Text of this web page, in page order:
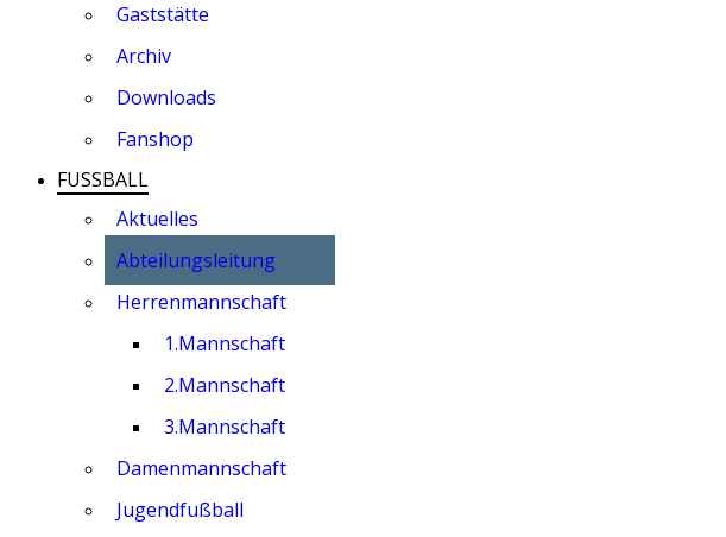
Gaststätte
Archiv
Downloads
Fanshop
FUSSBALL
Aktuelles
Abteilungsleitung
Herrenmannschaft
1.Mannschaft
2.Mannschaft
3.Mannschaft
Damenmannschaft
Jugendfußball